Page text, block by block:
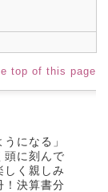
top of this page
になる」
頭に刻んで
しく親しみ
！決算書分